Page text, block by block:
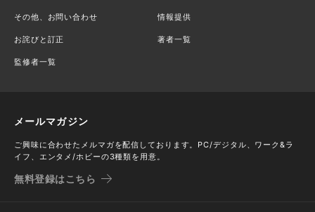
その他、お問い合わせ 情報提供
お詫びと訂正 著者一覧
監修者一覧
メールマガジン
ご興味に合わせたメルマガを配信しております。PC/デジタル、ワーク&ラ
イフ、エンタメ/ホビーの3種類を用意。
無料登録はこちら